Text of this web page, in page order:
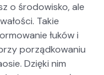
o środowisko, ale
Takie
łuków i
porząd­kowa­niu
Dzię­ki nim